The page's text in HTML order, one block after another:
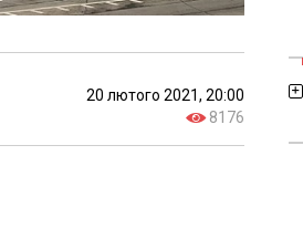
20 лютого 2021, 20:00
8176